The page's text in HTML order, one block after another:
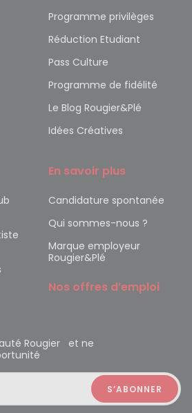
Programme privilèges
Réduction Etudiant
Pass Culture
Programme de fidélité
Le Blog Rougier&Plé
Idées Créatives
En savoir plus
Candidature spontanée
Qui sommes-nous ?
Marque employeur
Rougier&Plé
Nos offres d’emploi
Rougier et ne